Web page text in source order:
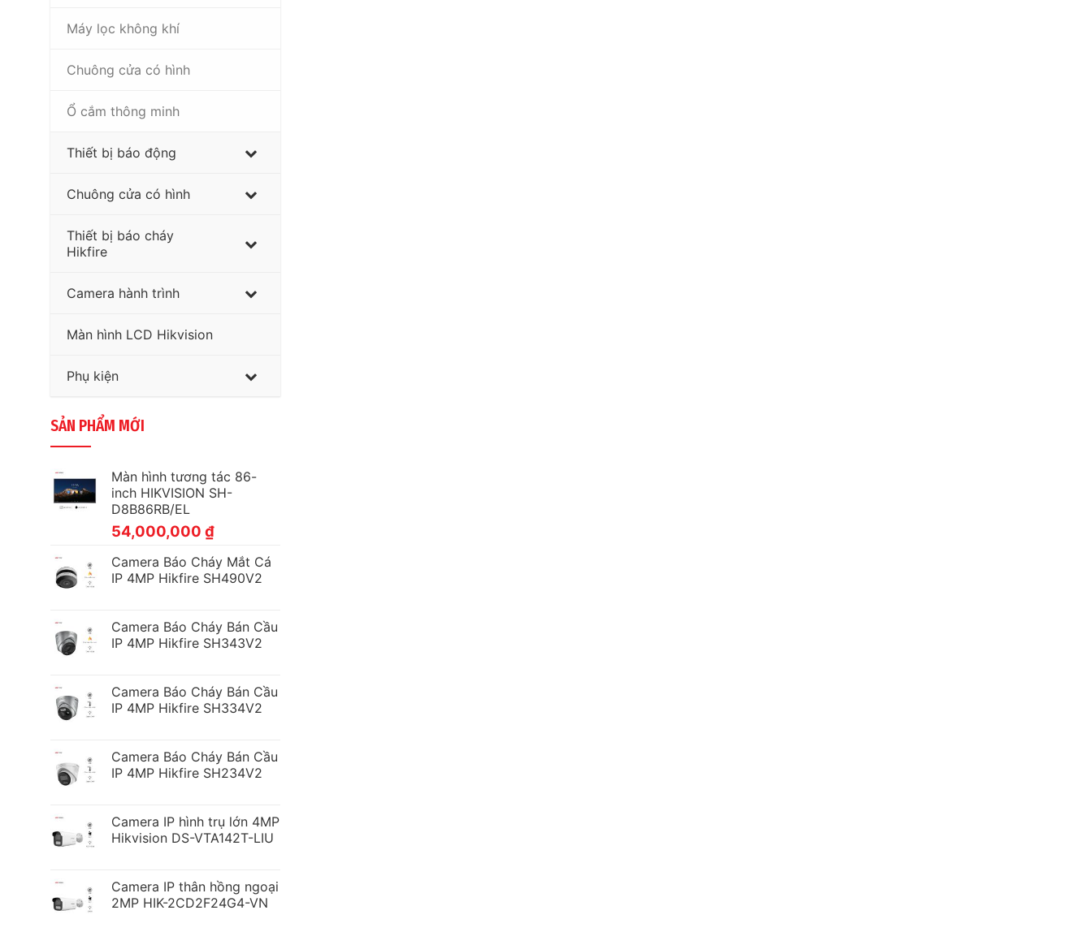
Máy lọc không khí
Chuông cửa có hình
Ổ cắm thông minh
Thiết bị báo động
Chuông cửa có hình
Thiết bị báo cháy
Hikfire
Camera hành trình
Màn hình LCD Hikvision
Phụ kiện
SẢN PHẨM MỚI
Màn hình tương tác 86-
inch HIKVISION SH-
D8B86RB/EL
54,000,000 ₫
Camera Báo Cháy Mắt Cá
IP 4MP Hikfire SH490V2
Camera Báo Cháy Bán Cầu
IP 4MP Hikfire SH343V2
Camera Báo Cháy Bán Cầu
IP 4MP Hikfire SH334V2
Camera Báo Cháy Bán Cầu
IP 4MP Hikfire SH234V2
Camera IP hình trụ lớn 4MP
Hikvision DS-VTA142T-LIU
Camera IP thân hồng ngoại
2MP HIK-2CD2F24G4-VN